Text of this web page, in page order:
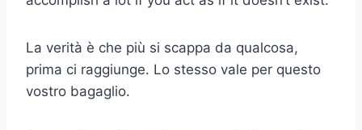
La verità è che più si scappa da qualcosa,
prima ci raggiunge. Lo stesso vale per questo
vostro bagaglio.